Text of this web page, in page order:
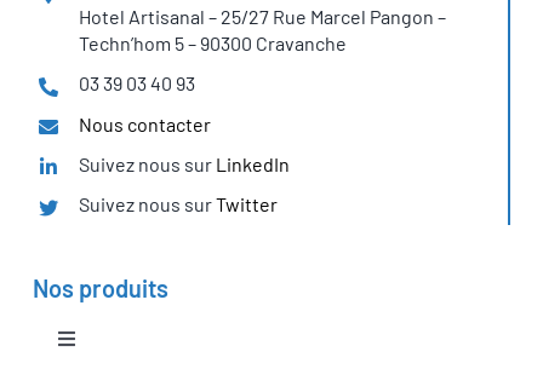
Hotel Artisanal – 25/27 Rue Marcel Pangon –
Techn’hom 5 – 90300 Cravanche
03 39 03 40 93
Nous contacter
Suivez nous sur LinkedIn
Suivez nous surTwitter
Nos produits
Toggle